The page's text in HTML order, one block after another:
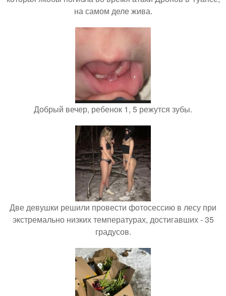
на самом деле жива.
Добрый вечер, ребенок 1, 5 режутся зубы.
Две девушки решили провести фотосессию в лесу при
экстремально низких температурах, достигавших - 35
градусов.